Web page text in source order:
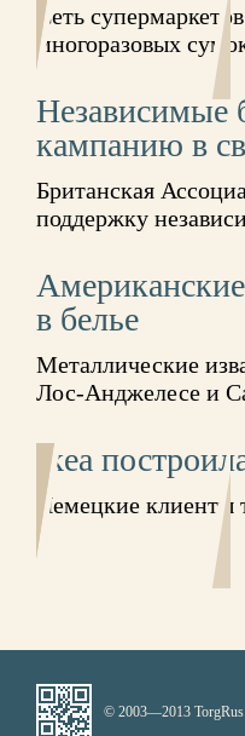
Сеть
многоразовых
Независимые
кампанию в
Британская
поддержку
в белье
Металлические
Лос-Анджелесе и
Ikea
Немецкие клиенты
© 2003—2013